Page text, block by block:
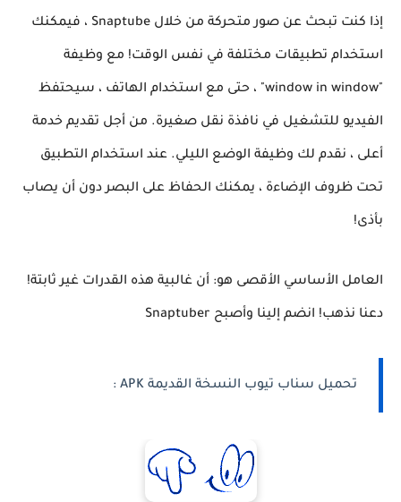
إذا كنت تبحث عن صور متحركة من خلال Snaptube ، فيمكنك
استخدام تطبيقات مختلفة في نفس الوقت! مع وظيفة
"window in window" ، حتى مع استخدام الهاتف ، سيحتفظ
الفيديو للتشغيل في نافذة نقل صغيرة. من أجل تقديم خدمة
أعلى ، نقدم لك وظيفة الوضع الليلي. عند استخدام التطبيق
تحت ظروف الإضاءة ، يمكنك الحفاظ على البصر دون أن يصاب
بأذى!
العامل الأساسي الأقصى هو: أن غالبية هذه القدرات غير ثابتة!
دعنا نذهب! انضم إلينا وأصبح Snaptuber
تحميل سناب تيوب النسخة القديمة APK :